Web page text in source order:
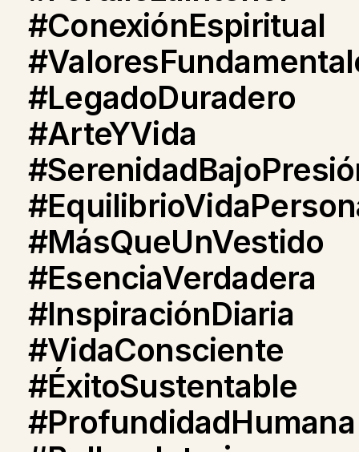
#ConexiónEspiritual
#LegadoDuradero
#ArteYVida
#MásQueUnVestido
#EsenciaVerdadera
#InspiraciónDiaria
#VidaConsciente
#ÉxitoSustentable
#ProfundidadHumana